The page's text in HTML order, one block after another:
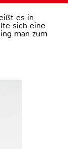
es in
sich eine
man zum